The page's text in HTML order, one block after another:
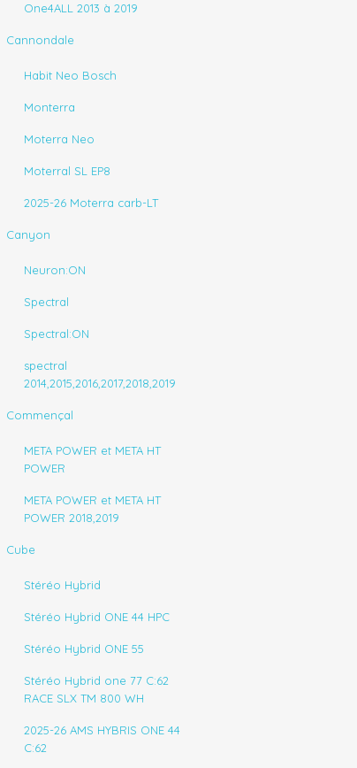
One4ALL 2013 à 2019
Cannondale
Habit Neo Bosch
Monterra
Moterra Neo
Moterral SL EP8
2025-26 Moterra carb-LT
Canyon
Neuron:ON
Spectral
Spectral:ON
spectral
2014,2015,2016,2017,2018,2019
Commençal
META POWER et META HT
POWER
META POWER et META HT
POWER 2018,2019
Cube
Stéréo Hybrid
Stéréo Hybrid ONE 44 HPC
Stéréo Hybrid ONE 55
Stéréo Hybrid one 77 C:62
RACE SLX TM 800 WH
2025-26 AMS HYBRIS ONE 44
C:62